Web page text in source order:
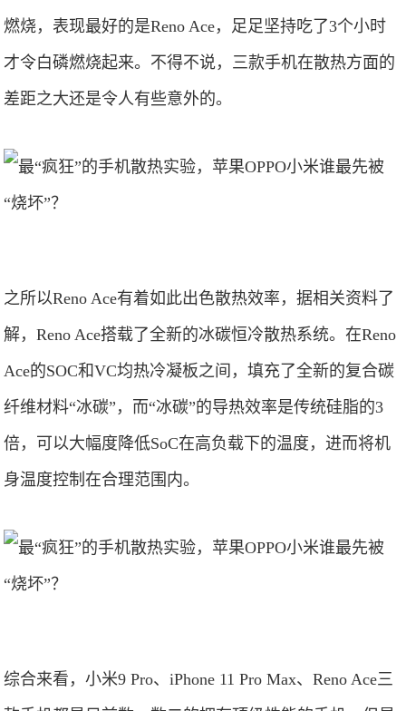
燃烧，表现最好的是Reno Ace，足足坚持吃了3个小时
才令白磷燃烧起来。不得不说，三款手机在散热方面的
差距之大还是令人有些意外的。
之所以Reno Ace有着如此出色散热效率，据相关资料了
解，Reno Ace搭载了全新的冰碳恒冷散热系统。在Reno
Ace的SOC和VC均热冷凝板之间，填充了全新的复合碳
纤维材料“冰碳”，而“冰碳”的导热效率是传统硅脂的3
倍，可以大幅度降低SoC在高负载下的温度，进而将机
身温度控制在合理范围内。
综合来看，小米9 Pro、iPhone 11 Pro Max、Reno Ace三